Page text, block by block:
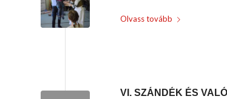
Olvass tovább
VI. SZÁNDÉK ÉS